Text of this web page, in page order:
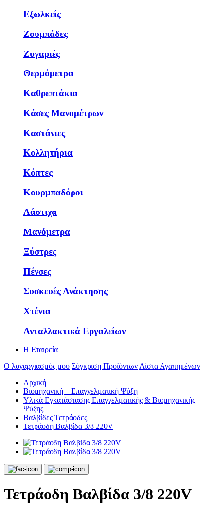
Εξωλκείς
Ζουμπάδες
Ζυγαριές
Θερμόμετρα
Καθρεπτάκια
Κάσες Μανομέτρων
Καστάνιες
Κολλητήρια
Κόπτες
Κουρμπαδόροι
Λάστιχα
Μανόμετρα
Ξύστρες
Πένσες
Συσκευές Ανάκτησης
Χτένια
Ανταλλακτικά Εργαλείων
Η Εταιρεία
Ο λογαργιασμός μου Σύγκριση ΠροϊόντωνΛίστα Αγαπημένων
Αρχική
Βιομηχανική – Επαγγελματική Ψύξη
Υλικά Εγκατάστασης Επαγγελματικής & Βιομηχανικής
Ψύξης
Βαλβίδες Τετράοδες
Τετράοδη Βαλβίδα 3/8 220V
Τετράοδη Βαλβίδα 3/8 220V